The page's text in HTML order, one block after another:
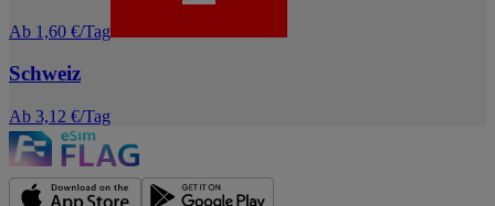
Ab 1,60 €/Tag
Schweiz
Ab 3,12 €/Tag